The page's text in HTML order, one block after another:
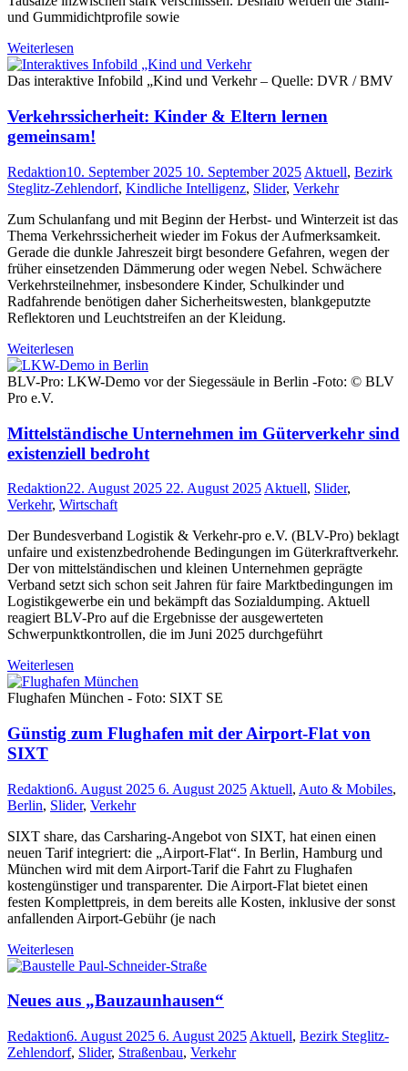
und Gummidichtprofile sowie
Weiterlesen
Das interaktive Infobild „Kind und Verkehr – Quelle: DVR / BMV
Verkehrssicherheit: Kinder & Eltern lernen
gemeinsam!
Redaktion10. September 2025 10. September 2025 Aktuell, Bezirk
Steglitz-Zehlendorf, Kindliche Intelligenz, Slider, Verkehr
Zum Schulanfang und mit Beginn der Herbst- und Winterzeit ist das
Thema Verkehrssicherheit wieder im Fokus der Aufmerksamkeit.
Gerade die dunkle Jahreszeit birgt besondere Gefahren, wegen der
früher einsetzenden Dämmerung oder wegen Nebel. Schwächere
Verkehrsteilnehmer, insbesondere Kinder, Schulkinder und
Radfahrende benötigen daher Sicherheitswesten, blankgeputzte
Reflektoren und Leuchtstreifen an der Kleidung.
Weiterlesen
BLV-Pro: LKW-Demo vor der Siegessäule in Berlin -Foto: © BLV
Pro e.V.
Mittelständische Unternehmen im Güterverkehr sind
existenziell bedroht
Redaktion22. August 2025 22. August 2025 Aktuell, Slider,
Verkehr, Wirtschaft
Der Bundesverband Logistik & Verkehr-pro e.V. (BLV-Pro) beklagt
unfaire und existenzbedrohende Bedingungen im Güterkraftverkehr.
Der von mittelständischen und kleinen Unternehmen geprägte
Verband setzt sich schon seit Jahren für faire Marktbedingungen im
Logistikgewerbe ein und bekämpft das Sozialdumping. Aktuell
reagiert BLV-Pro auf die Ergebnisse der ausgewerteten
Schwerpunktkontrollen, die im Juni 2025 durchgeführt
Weiterlesen
Flughafen München - Foto: SIXT SE
Günstig zum Flughafen mit der Airport-Flat von
SIXT
Redaktion6. August 2025 6. August 2025 Aktuell, Auto & Mobiles,
Berlin, Slider, Verkehr
SIXT share, das Carsharing-Angebot von SIXT, hat einen einen
neuen Tarif integriert: die „Airport-Flat“. In Berlin, Hamburg und
München wird mit dem Airport-Tarif die Fahrt zu Flughafen
kostengünstiger und transparenter. Die Airport-Flat bietet einen
festen Komplettpreis, in dem bereits alle Kosten, inklusive der sonst
anfallenden Airport-Gebühr (je nach
Weiterlesen
Neues aus „Bauzaunhausen“
Redaktion6. August 2025 6. August 2025 Aktuell, Bezirk Steglitz-
Zehlendorf, Slider, Straßenbau, Verkehr